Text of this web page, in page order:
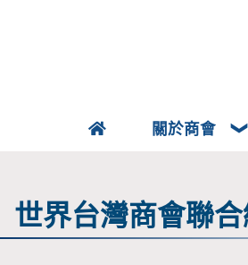
關於商會
世界台灣商會聯